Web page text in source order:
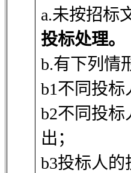
a.未按招标
投标处理。
b.有下列情
b1不同投
b2不同投
出；
b3投标人